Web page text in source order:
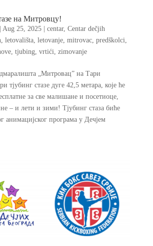
на Митровцу!
Aug 25, 2025| centar, Centar dečjih
letovališta, letovanje, mitrovac, predškolci
, tjubing, vrtići zimovanje
„Митровац” на Тари
тјубинг стазе дуге 42,5 метара, које ће
за све малишане и посетиоце,
– и лети и зими! Тјубинг стаза биће
анимацијског програма у Дечјем